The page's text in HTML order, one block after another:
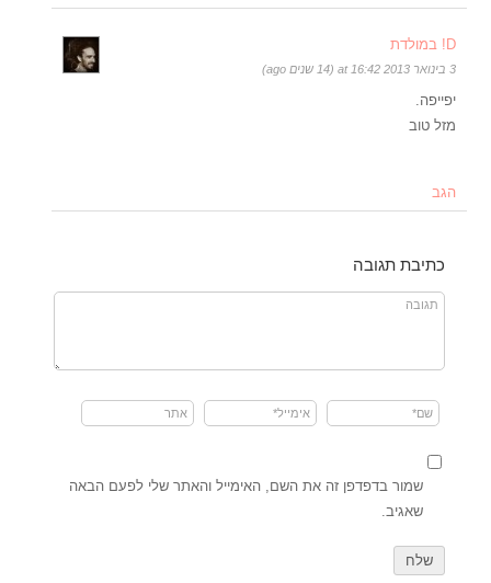
D! במולדת
3 בינואר 2013 at 16:42 (14 שנים ago)
יפייפה.
מזל טוב
הגב
כתיבת תגובה
שמור בדפדפן זה את השם, האימייל והאתר שלי לפעם הבאה
שאגיב.